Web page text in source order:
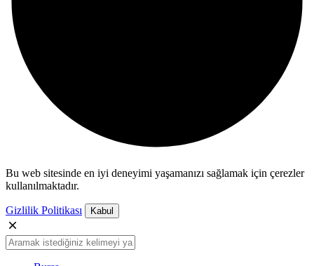
Bu web sitesinde en iyi deneyimi yaşamanızı sağlamak için çerezler
kullanılmaktadır.
Gizlilik Politikası Kabul